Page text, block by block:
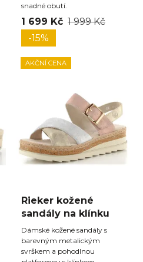
snadné obutí.
1 699 Kč 1 999 Kč
-15%
AKČNÍ CENA
Rieker kožené
sandály na klínku
Dámské kožené sandály s
barevným metalickým
svrškem a pohodlnou